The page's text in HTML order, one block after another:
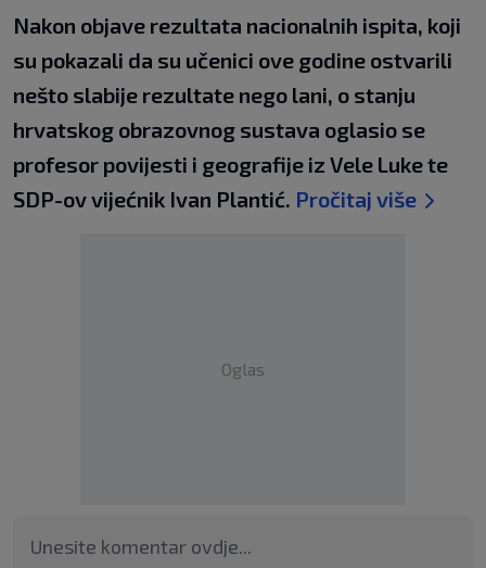
Nakon objave rezultata nacionalnih ispita, koji
su pokazali da su učenici ove godine ostvarili
nešto slabije rezultate nego lani, o stanju
hrvatskog obrazovnog sustava oglasio se
profesor povijesti i geografije iz Vele Luke te
SDP-ov vijećnik Ivan Plantić. Pročitaj više
Oglas